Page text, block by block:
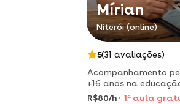
Mírian
Niterói (online)
5(31 avaliações)
Acompanhamento
+16 anos na
alfabetização ao
R$80/h 1 a aula